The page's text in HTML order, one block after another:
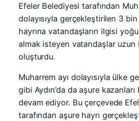
Efeler Belediyesi tarafından
dolayısıyla gerçekleştirilen 3
hayrına vatandaşların ilgisi
almak isteyen vatandaşlar uzun
oluşturdu.
Muharrem ayı dolayısıyla ülke
gibi Aydın’da da aşure
devam ediyor. Bu çerçevede
tarafından aşure hayrı